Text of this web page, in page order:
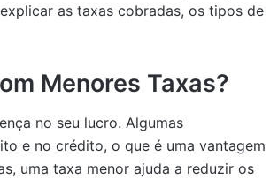
as taxas cobradas, os tipos de
Menores Taxas?
no seu lucro. Algumas
e no crédito, o que é uma vantagem
uma taxa menor ajuda a reduzir os